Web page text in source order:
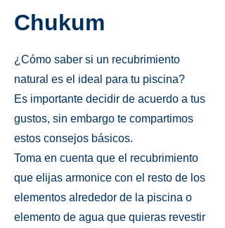
Chukum
¿Cómo saber si un recubrimiento
natural es el ideal para tu piscina?
Es importante decidir de acuerdo a tus
gustos, sin embargo te compartimos
estos consejos básicos.
Toma en cuenta que el recubrimiento
que elijas armonice con el resto de los
elementos alrededor de la piscina o
elemento de agua que quieras revestir